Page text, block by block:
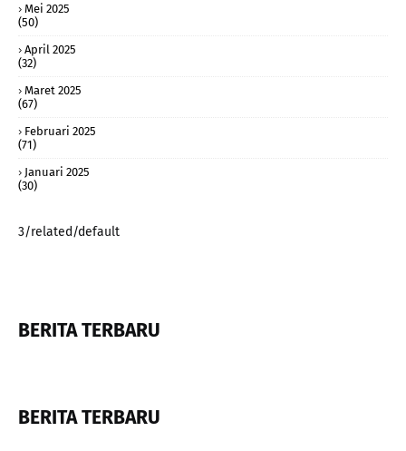
Mei 2025
(50)
April 2025
(32)
Maret 2025
(67)
Februari 2025
(71)
Januari 2025
(30)
3/related/default
BERITA TERBARU
BERITA TERBARU